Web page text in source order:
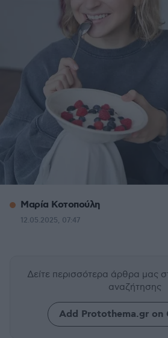
Μαρία Κοτοπούλη
12.05.2025, 07:47
Δείτε περισσότερα άρθρα μας
αναζήτησης
Add Protothema.gr on